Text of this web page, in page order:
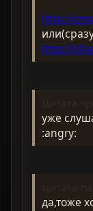
http://
http://
уже
:angry:
да,тоже